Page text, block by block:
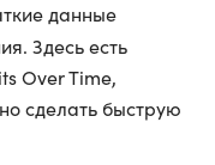
данные
Здесь есть
Over Time,
сделать быструю